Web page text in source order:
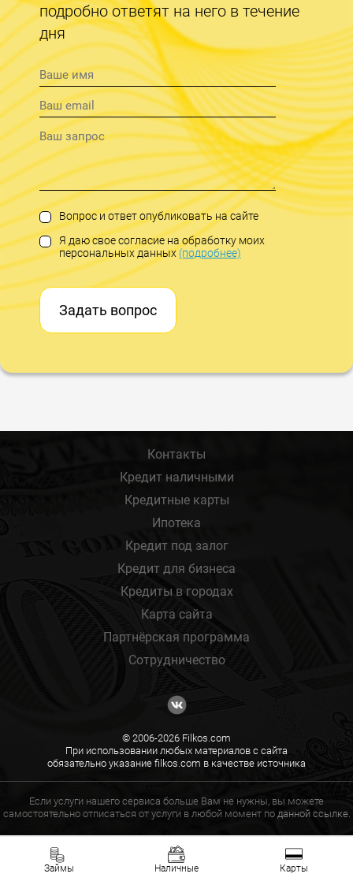
подробно ответят на него в течение
дня
Вопрос и ответ опубликовать на сайте
Я даю свое согласие на обработку моих
персональных данных(подробнее)
Задать вопрос
Займы Наличные Карты
Контакты
Кредит наличными
Кредитные карты
Ипотека
Кредит под залог
Кредит для бизнеса
Кредиты в городах
Карта сайта
Партнёрская программа
Сотрудничество
© 2006-2026 Filkos.com
При использовании любых материалов с сайта
обязательно указание filkos.com в качестве источника
Если услуги нашего сервиса больше Вам не нужны, вы можете
самостоятельно отписаться от услуги в любой момент по данной ссылке.